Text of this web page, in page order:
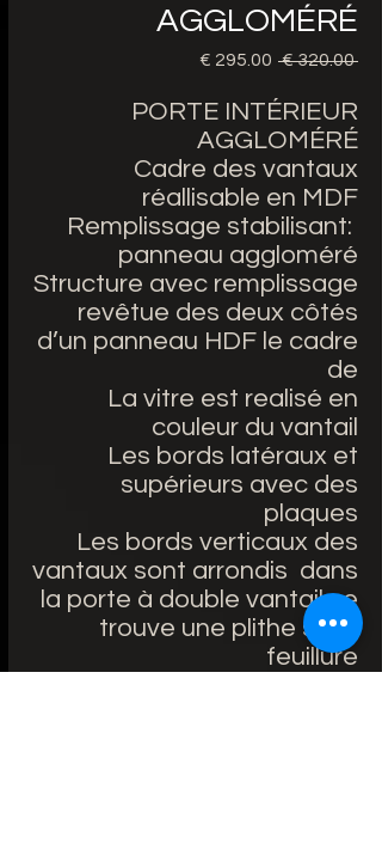
AGGLOMÉRÉ
‏320.00 €
سعر
PORTE INTÉRIEUR
AGGLOMÉRÉ
Cadre des vantaux
réallisable en MDF
Remplissage stabilisant:
panneau aggloméré
Structure avec remplissage
revêtue des deux côtés
d’un panneau HDF le cadre
de
La vitre est realisé en
couleur du vantail
Les bords latéraux et
supérieurs avec des
plaques
Les bords verticaux des
vantaux sont arrondis dans
la porte à double vantail se
trouve une plithe sans
feuillure